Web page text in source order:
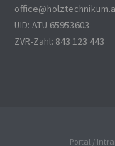
UID: ATU 65953603
ZVR-Zahl: 843 123 443
Portal /